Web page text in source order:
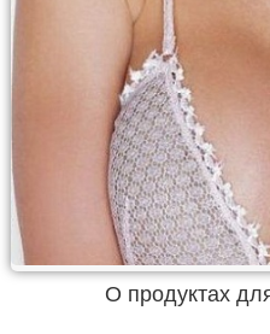
О продуктах